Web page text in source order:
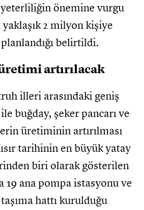
önemine vurgu
2 milyon kişiye
belirtildi.
artırılacak
illeri arasındaki geniş
buğday, şeker pancarı ve
üretiminin artırılması
tarihinin en büyük yatay
biri olarak gösterilen
19 ana pompa istasyonu ve
hattı kurulduğu